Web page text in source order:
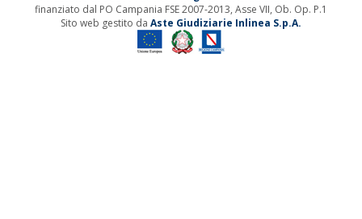
finanziato dal PO Campania FSE 2007-2013, Asse VII, Ob. Op. P.1
Sito web gestito da Aste Giudiziarie Inlinea S.p.A.